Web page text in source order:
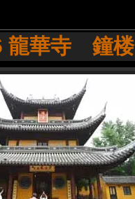
龍華寺 鐘楼